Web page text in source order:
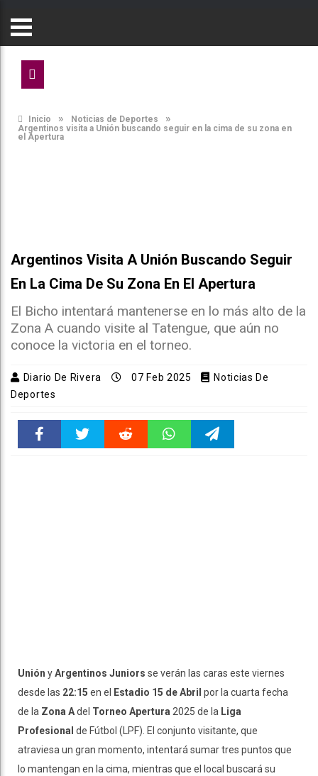
Inicio » Noticias de Deportes »
Argentinos visita a Unión buscando seguir en la cima de su zona en
el Apertura
Argentinos Visita A Unión Buscando Seguir
En La Cima De Su Zona En El Apertura
El Bicho intentará mantenerse en lo más alto de la
Zona A cuando visite al Tatengue, que aún no
conoce la victoria en el torneo.
Diario De Rivera 07 Feb 2025
Noticias De
Deportes
Unión yArgentinos Juniors se verán las caras este viernes
desde las 22:15 en el Estadio 15 de Abril por la cuarta fecha
de la Zona Adel Torneo Apertura 2025 de la Liga
Profesional de Fútbol (LPF). El conjunto visitante, que
atraviesa un gran momento, intentará sumar tres puntos que
lo mantengan en la cima, mientras que el local buscará su